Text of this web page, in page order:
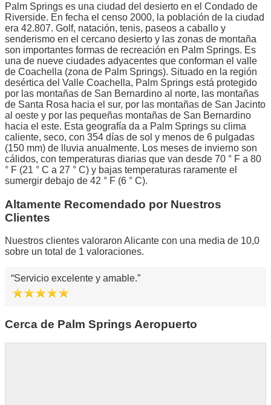
Palm Springs es una ciudad del desierto en el Condado de
Riverside. En fecha el censo 2000, la población de la ciudad
era 42.807. Golf, natación, tenis, paseos a caballo y
senderismo en el cercano desierto y las zonas de montaña
son importantes formas de recreación en Palm Springs. Es
una de nueve ciudades adyacentes que conforman el valle
de Coachella (zona de Palm Springs). Situado en la región
desértica del Valle Coachella, Palm Springs está protegido
por las montañas de San Bernardino al norte, las montañas
de Santa Rosa hacia el sur, por las montañas de San Jacinto
al oeste y por las pequeñas montañas de San Bernardino
hacia el este. Esta geografía da a Palm Springs su clima
caliente, seco, con 354 días de sol y menos de 6 pulgadas
(150 mm) de lluvia anualmente. Los meses de invierno son
cálidos, con temperaturas diarias que van desde 70 ° F a 80
° F (21 ° C a 27 ° C) y bajas temperaturas raramente el
sumergir debajo de 42 ° F (6 ° C).
Altamente Recomendado por Nuestros
Clientes
Nuestros clientes valoraron Alicante con una media de 10,0
sobre un total de 1 valoraciones.
Servicio excelente y amable.
Cerca de Palm Springs Aeropuerto